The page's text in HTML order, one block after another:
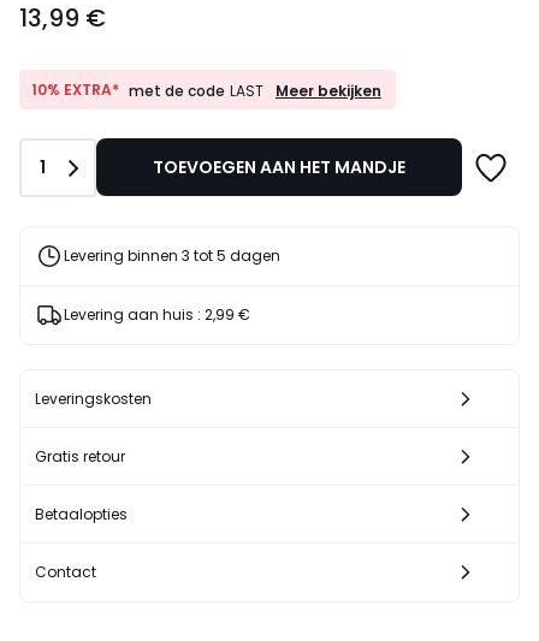
€.
13,99 €
10% EXTRA* met de code LAST
10%
code
LAST
Meer bekijken
Aantal
1 TOEVOEGEN AAN HET MANDJE
Levering binnen 3 tot 5 dagen
Levering aan huis : 2,99 €
Leveringskosten
Gratis retour
Betaalopties
Contact